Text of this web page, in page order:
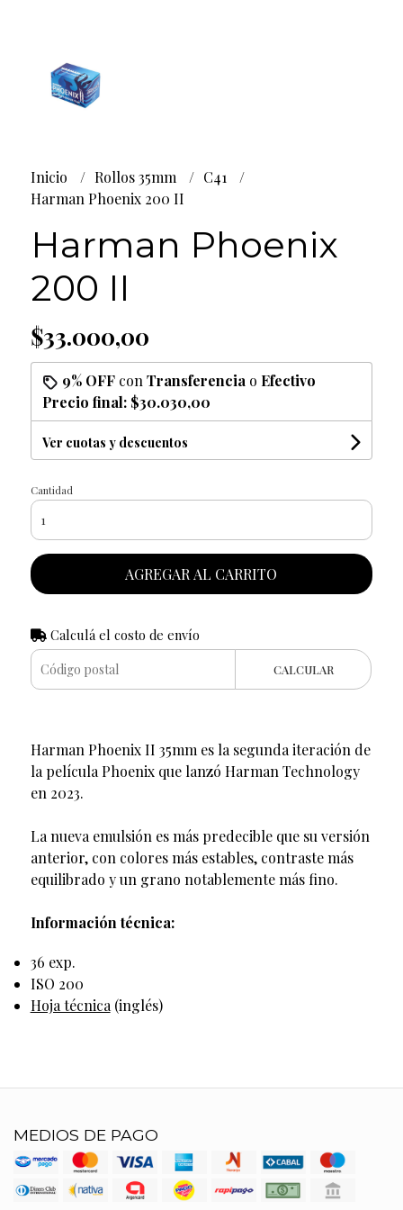
Inicio Rollos 35mm
C41
Harman Phoenix 200 II
Harman Phoenix
200 II
$33.000,00
9% OFFcon Transferencia o Efectivo
Precio final: $30.030,00
Ver cuotas y descuentos
Cantidad
AGREGAR AL CARRITO
Calculá el costo de envío
CALCULAR
Harman Phoenix II 35mm es la segunda iteración de
la película Phoenix que lanzó Harman Technology
en 2023.
La nueva emulsión es más predecible que su versión
anterior, con colores más estables, contraste más
equilibrado y un grano notablemente más fino.
Información técnica:
36 exp.
ISO 200
Hoja técnica (inglés)
MEDIOS DE PAGO